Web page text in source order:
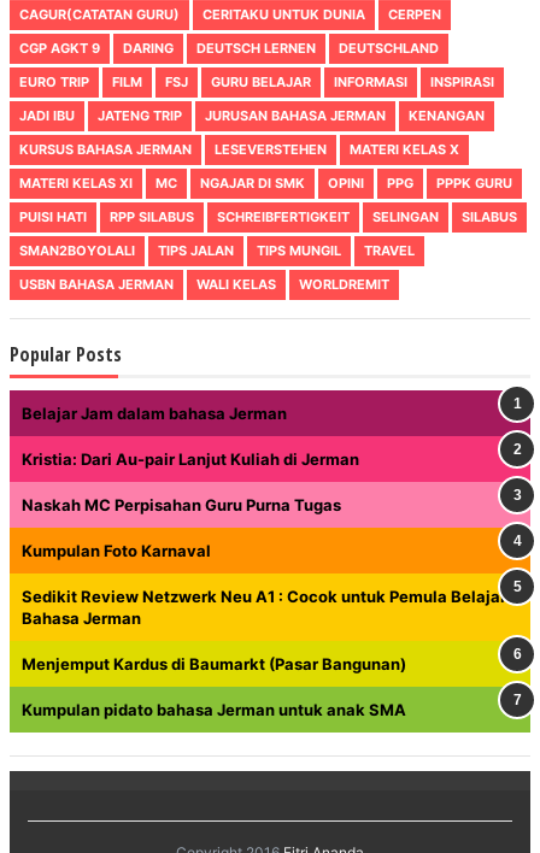
CAGUR(CATATAN GURU)
CERITAKU UNTUK DUNIA
CERPEN
CGP AGKT 9
DARING DEUTSCH LERNEN
DEUTSCHLAND
EURO TRIP
FILM FSJ GURU BELAJAR INFORMASI
INSPIRASI
JADI IBU
JATENG TRIP JURUSAN BAHASA JERMAN
KENANGAN
KURSUS BAHASA JERMAN
LESEVERSTEHEN
MATERI KELAS X
MATERI KELAS XI
MC NGAJAR DI SMK OPINI PPG
PPPK GURU
PUISI HATI
RPP SILABUS SCHREIBFERTIGKEIT SELINGAN
SILABUS
SMAN2BOYOLALI
TIPS JALAN TIPS MUNGIL
TRAVEL
USBN BAHASA JERMAN
WALI KELAS WORLDREMIT
Popular Posts
Belajar Jam dalam bahasa Jerman
Kristia: Dari Au-pair Lanjut Kuliah di Jerman
Naskah MC Perpisahan Guru Purna Tugas
Kumpulan Foto Karnaval
Sedikit Review Netzwerk Neu A1 : Cocok untuk Pemula Belajar
Bahasa Jerman
Menjemput Kardus di Baumarkt (Pasar Bangunan)
Kumpulan pidato bahasa Jerman untuk anak SMA